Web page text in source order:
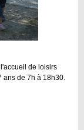
de loisirs
ans de 7h à 18h30.